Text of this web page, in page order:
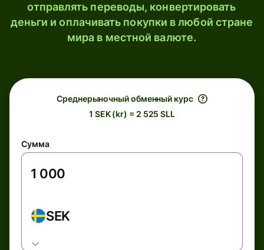
отправлять переводы, конвертировать
деньги и оплачивать покупки в любой стране
мира в местной валюте.
Среднерыночный обменный курс
1 SEK (kr) = 2 525 SLL
Сумма
SEK